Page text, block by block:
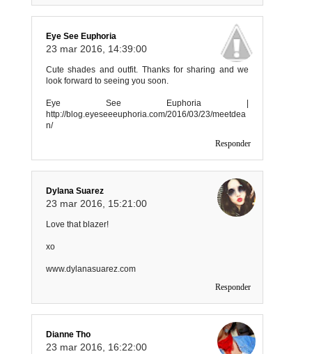
Eye See Euphoria
23 mar 2016, 14:39:00
Cute shades and outfit. Thanks for sharing and we
look forward to seeing you soon.
Eye See Euphoria |
http://blog.eyeseeeuphoria.com/2016/03/23/meetdea
n/
Responder
Dylana Suarez
23 mar 2016, 15:21:00
Love that blazer!
xo
www.dylanasuarez.com
Responder
Dianne Tho
23 mar 2016, 16:22:00